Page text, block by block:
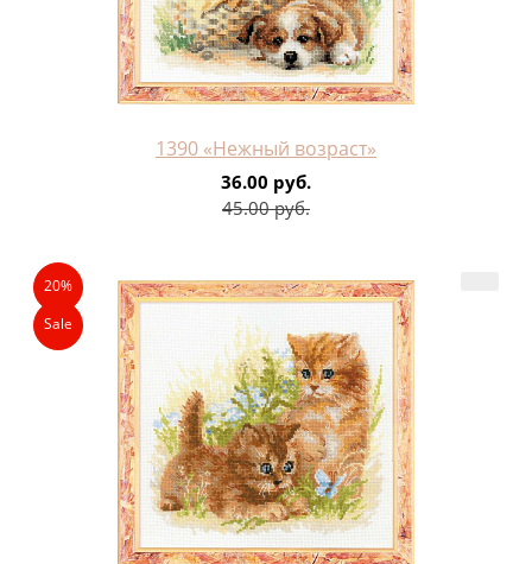
1390 «Нежный возраст»
36.00 руб.
45.00 руб.
20%
Sale